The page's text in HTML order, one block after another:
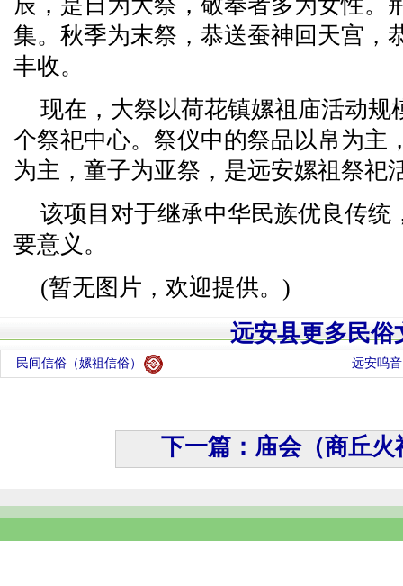
集。秋季为末祭，恭送蚕神回天宫，
丰收。
现在，大祭以荷花镇嫘祖庙活动规
个祭祀中心。祭仪中的祭品以帛为主
为主，童子为亚祭，是远安嫘祖祭祀
该项目对于继承中华民族优良传统
要意义。
(暂无图片，欢迎提供。)
远安县更多民俗
民间信俗（嫘祖信俗） 远安呜音
下一篇：庙会（商丘火